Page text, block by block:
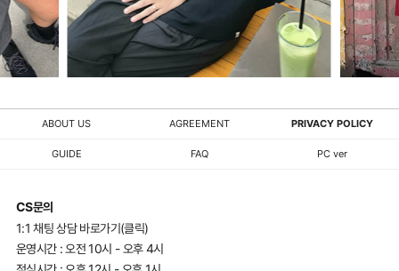
ABOUT US AGREEMENT PRIVACY POLICY
GUIDE FAQ PC ver
CS문의
1:1 채팅 상담 바로가기(클릭)
운영시간 : 오전 10시 - 오후 4시